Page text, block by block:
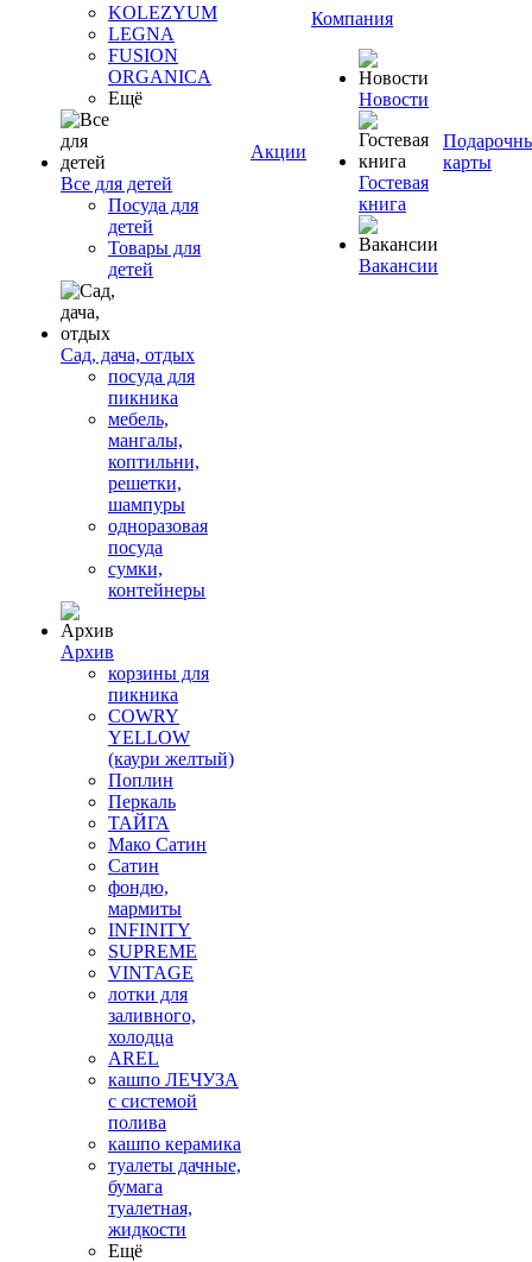
KOLEZYUM
LEGNA
FUSION
ORGANICA
Ещё
Все для детей
Посуда для
детей
Товары для
детей
Сад, дача, отдых
посуда для
пикника
мебель,
мангалы,
коптильни,
решетки,
шампуры
одноразовая
посуда
сумки,
контейнеры
Архив
корзины для
пикника
COWRY
YELLOW
(каури желтый)
Поплин
Перкаль
ТАЙГА
Мако Сатин
Сатин
фондю,
мармиты
INFINITY
SUPREME
VINTAGE
лотки для
заливного,
холодца
AREL
кашпо ЛЕЧУЗА
с системой
полива
кашпо керамика
туалеты дачные,
бумага
туалетная,
жидкости
Ещё
Акции
Компания
Новости
Гостевая
книга
Вакансии
карты